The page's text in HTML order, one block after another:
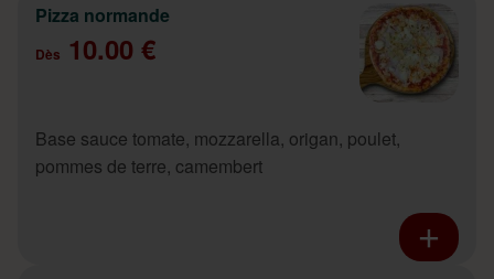
Pizza normande
Dès 10.00 €
Base sauce tomate, mozzarella, origan, poulet,
pommes de terre, camembert